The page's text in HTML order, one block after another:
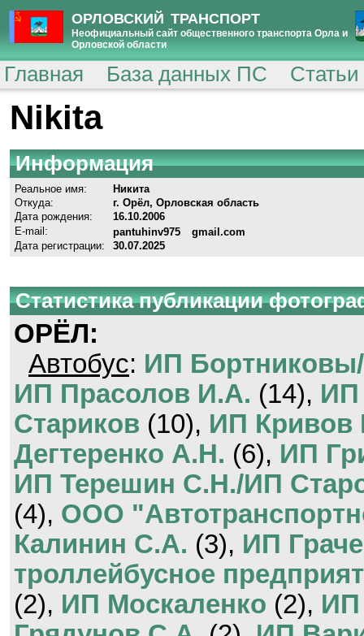
ОРЛОВСКИЙ ТРАНСПОРТ
Неофициальный сайт общественного транспорта Орла и
Орловской области
Главная База данных ПС
Nikita
Информация
Реальное имя:
Никита
Откуда:
г. Орёл, Орловская область
Дата рождения:
16.10.2006
E-mail:
pantuhinv975
gmail.com
Дата регистрации:
30.07.2025
Статистика публикации
ОРЁЛ:
Автобус: ИП
ИП Прасолов И.А. (14), ИП
Стариков (10), ИП
Дегтеренко А.Н. (6), ИП
ИП Терешин С.Н./ИП
(4), ООО
Калинин С.А. (3), ИП
троллейбусное
(2), ИП Москаленко (2), ИП